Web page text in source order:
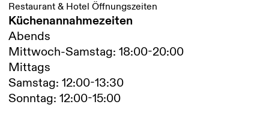
Restaurant & Hotel Öffnungszeiten
Küchenannahmezeiten
Abends
Mittwoch-Samstag: 18:00-20:00
Mittags
Samstag: 12:00-13:30
Sonntag: 12:00-15:00